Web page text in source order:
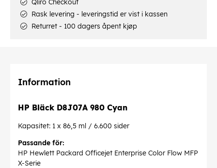
Qliro Checkout
Rask levering - leveringstid er vist i kassen
Returret - 100 dagers åpent kjøp
Information
HP Bläck D8J07A 980 Cyan
Kapasitet: 1 x 86,5 ml / 6.600 sider
Passande för:
HP Hewlett Packard Officejet Enterprise Color Flow MFP
X-Serie